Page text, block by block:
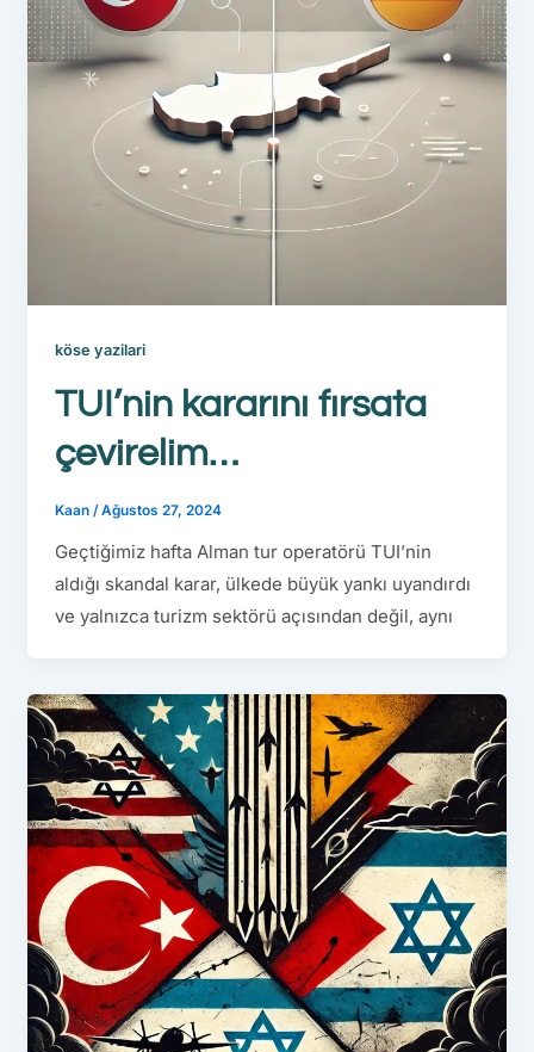
köse yazilari
TUI’nin kararını fırsata
çevirelim…
Kaan /Ağustos 27, 2024
Geçtiğimiz hafta Alman tur operatörü TUI’nin
aldığı skandal karar, ülkede büyük yankı uyandırdı
ve yalnızca turizm sektörü açısından değil, aynı